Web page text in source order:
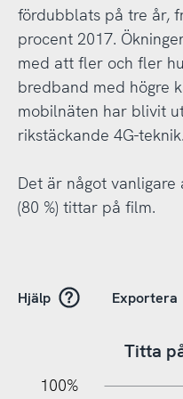
fördubblats på tre år,
procent 2017.
med att fler och fler
bredband med högre
mobilnäten har blivit
rikstäckande 4G-teknik.
Det är något vanligare
(80 %) tittar på film.
Hjälp Exportera
Titta
100%